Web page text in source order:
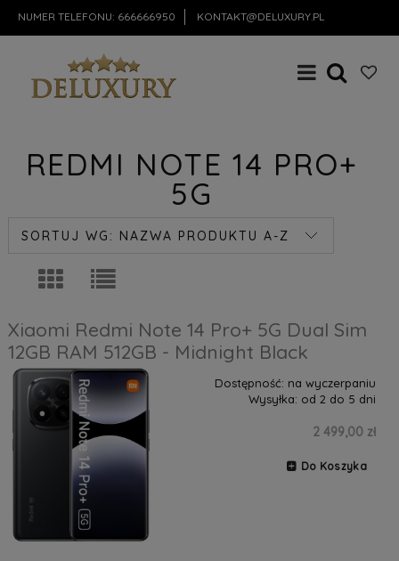
NUMER TELEFONU: 666666950 KONTAKT@DELUXURY.PL
REDMI NOTE 14 PRO+
5G
SORTUJ WG: NAZWA PRODUKTU A-Z
Xiaomi Redmi Note 14 Pro+ 5G Dual Sim
12GB RAM 512GB - Midnight Black
Dostępność: na wyczerpaniu
Wysyłka: od 2 do 5 dni
2 499,00 zł
Do Koszyka